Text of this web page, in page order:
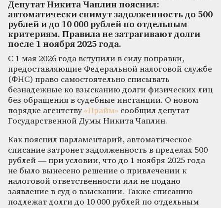
Депутат Никита Чаплин пояснил:
автоматически снимут задолженность до 500
рублей и до 10 000 рублей по отдельным
критериям. Правила не затрагивают долги
после 1 ноября 2025 года.
С 1 мая 2026 года вступили в силу поправки,
предоставляющие Федеральной налоговой службе
(ФНС) право самостоятельно списывать
безнадежные ко взысканию долги физических лиц
без обращения в судебные инстанции. О новом
порядке агентству «Прайм» сообщил депутат
Государственной Думы Никита Чаплин.
Как пояснил парламентарий, автоматическое
списание затронет задолженность в пределах 500
рублей — при условии, что до 1 ноября 2025 года
не было вынесено решение о привлечении к
налоговой ответственности или не подано
заявление в суд о взыскании. Также списанию
подлежат долги до 10 000 рублей по отдельным